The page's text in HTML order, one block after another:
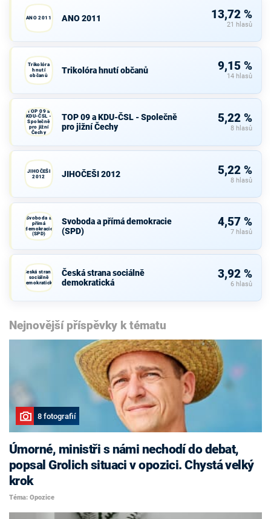
ANO 2011 ANO 2011 13,72 %
21 hlasů
Trikolóra
hnutí
občanů
Trikolóra hnutí občanů 9,15 %
14 hlasů
TOP 09 a
KDU-ČSL -
Společně
pro jižní
Čechy
TOP 09 a KDU-ČSL - Společně
pro jižní Čechy
5,22 %
8 hlasů
JIHOČEŠI
2012
JIHOČEŠI 2012 5,22 %
8 hlasů
Svoboda a
přímá
demokracie
(SPD)
Svoboda a přímá demokracie
(SPD)
4,57 %
7 hlasů
Česká strana
sociálně
demokratická
Česká strana sociálně
demokratická
3,92 %
6 hlasů
Nejnovější příspěvky k tématu
8 fotografií
Úmorné, ministři s námi nechodí do debat,
popsal Grolich situaci v opozici. Chystá velký
krok
Téma: Opozice